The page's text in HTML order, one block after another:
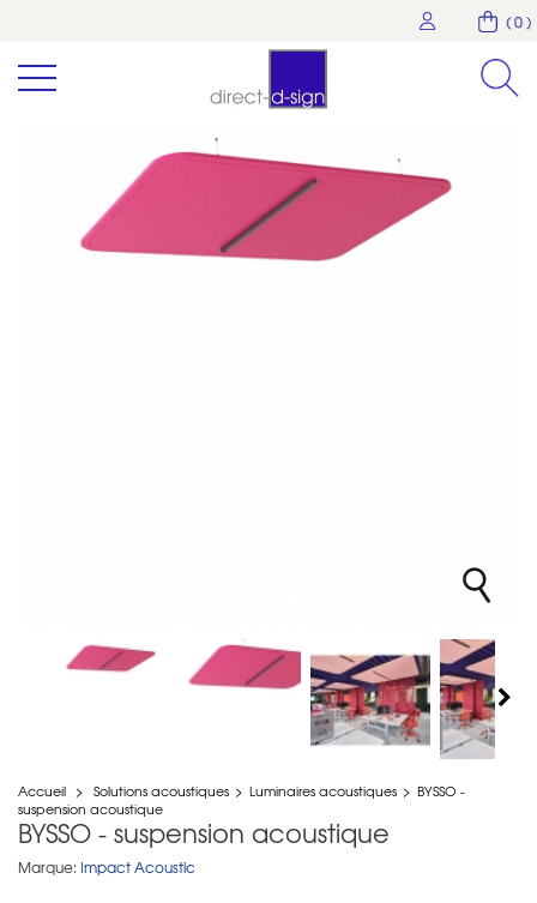
( 0 )
Accueil > Solutions acoustiques > Luminaires acoustiques > BYSSO -
suspension acoustique
BYSSO - suspension acoustique
Marque: Impact Acoustic